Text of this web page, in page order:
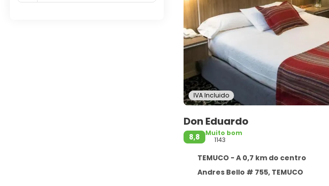
IVA Incluido
Don Eduardo
8,8
Muito bom
1143
TEMUCO - A 0,7 km do centro
Andres Bello # 755, TEMUCO